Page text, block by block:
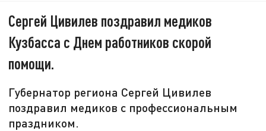
Сергей Цивилев поздравил медиков
Кузбасса с Днем работников скорой
помощи.
Губернатор региона Сергей Цивилев
поздравил медиков с профессиональным
праздником.